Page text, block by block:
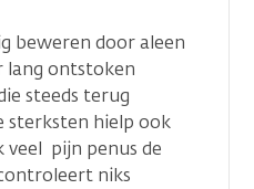
beweren door aleen
lang ontstoken
steeds terug
sterksten hielp ook
veel pijn penus de
niks